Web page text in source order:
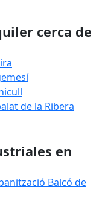
cerca de
de la Ribera
en
Balcó de